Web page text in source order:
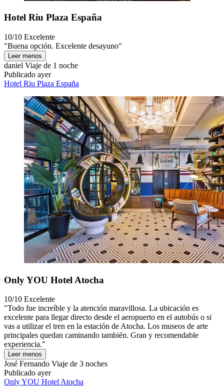
Hotel Riu Plaza España
10/10 Excelente
"Buena opción. Excelente desayuno"
Leer menos
daniel Viaje de 1 noche
Publicado ayer
Hotel Riu Plaza España
Only YOU Hotel Atocha
10/10 Excelente
"Todo fue increíble y la atención maravillosa. La ubicación es
excelente para llegar directo desde el aeropuerto en el autobús o si
vas a utilizar el tren en la estación de Atocha. Los museos de arte
principales quedan caminando también. Gran y recomendable
experiencia."
Leer menos
José Fernando Viaje de 3 noches
Publicado ayer
Only YOU Hotel Atocha